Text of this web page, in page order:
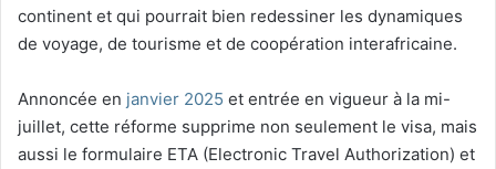
continent et qui pourrait bien redessiner les dynamiques
de voyage, de tourisme et de coopération interafricaine.
Annoncée en janvier 2025 et entrée en vigueur à la mi-
juillet, cette réforme supprime non seulement le visa, mais
aussi le formulaire ETA (Electronic Travel Authorization) et